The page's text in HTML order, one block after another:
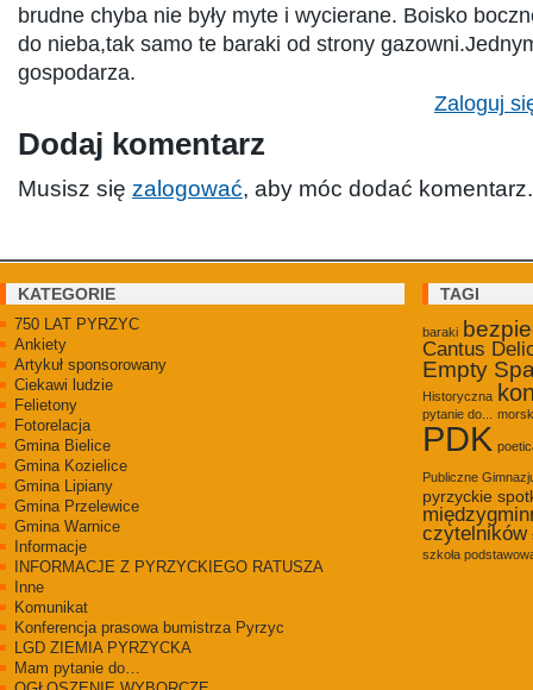
brudne chyba nie były myte i wycierane. Boisko
do nieba,tak samo te baraki od strony
gospodarza.
Zaloguj
Dodaj komentarz
Musisz się zalogować, aby móc dodać komentarz.
KATEGORIE
750 LAT PYRZYC
Ankiety
Artykuł sponsorowany
Ciekawi ludzie
Felietony
Fotorelacja
Gmina Bielice
Gmina Kozielice
Gmina Lipiany
Gmina Przelewice
Gmina Warnice
Informacje
INFORMACJE Z PYRZYCKIEGO RATUSZA
Inne
Komunikat
Konferencja prasowa bumistrza Pyrzyc
LGD ZIEMIA PYRZYCKA
Mam pytanie do…
TAGI
baraki
Cantus
Empty
Historyczna
pytanie do...
PDK
Publiczne
pyrzyckie
czytelników
szkoła